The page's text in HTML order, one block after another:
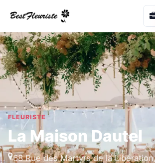
FLEURISTE
La Maison Dautel
68 Rue des Martyrs de la